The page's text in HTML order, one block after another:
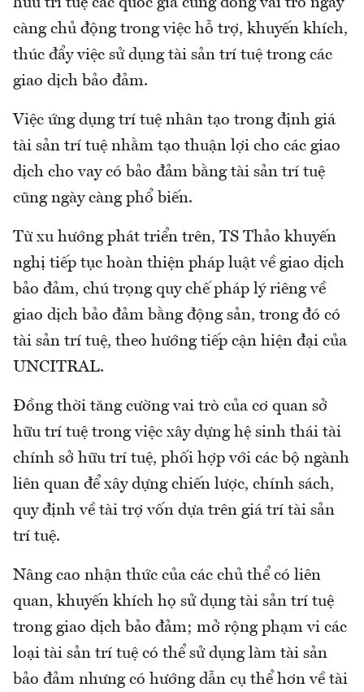
hữu trí tuệ các quốc gia cũng đóng vai trò ngày
càng chủ động trong việc hỗ trợ, khuyến khích,
thúc đẩy việc sử dụng tài sản trí tuệ trong các
giao dịch bảo đảm.
Việc ứng dụng trí tuệ nhân tạo trong định giá
tài sản trí tuệ nhằm tạo thuận lợi cho các giao
dịch cho vay có bảo đảm bằng tài sản trí tuệ
cũng ngày càng phổ biến.
Từ xu hướng phát triển trên, TS Thảo khuyến
nghị tiếp tục hoàn thiện pháp luật về giao dịch
bảo đảm, chú trọng quy chế pháp lý riêng về
giao dịch bảo đảm bằng động sản, trong đó có
tài sản trí tuệ, theo hướng tiếp cận hiện đại của
UNCITRAL.
Đồng thời tăng cường vai trò của cơ quan sở
hữu trí tuệ trong việc xây dựng hệ sinh thái tài
chính sở hữu trí tuệ, phối hợp với các bộ ngành
liên quan để xây dựng chiến lược, chính sách,
quy định về tài trợ vốn dựa trên giá trí tài sản
trí tuệ.
Nâng cao nhận thức của các chủ thể có liên
quan, khuyến khích họ sử dụng tài sản trí tuệ
trong giao dịch bảo đảm; mở rộng phạm vi các
loại tài sản trí tuệ có thể sử dụng làm tài sản
bảo đảm nhưng có hướng dẫn cụ thể hơn về tài